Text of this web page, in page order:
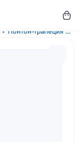
Понтон-трапеция GKA-DOCKS 300x130 Royal Purple с настилом из сосны